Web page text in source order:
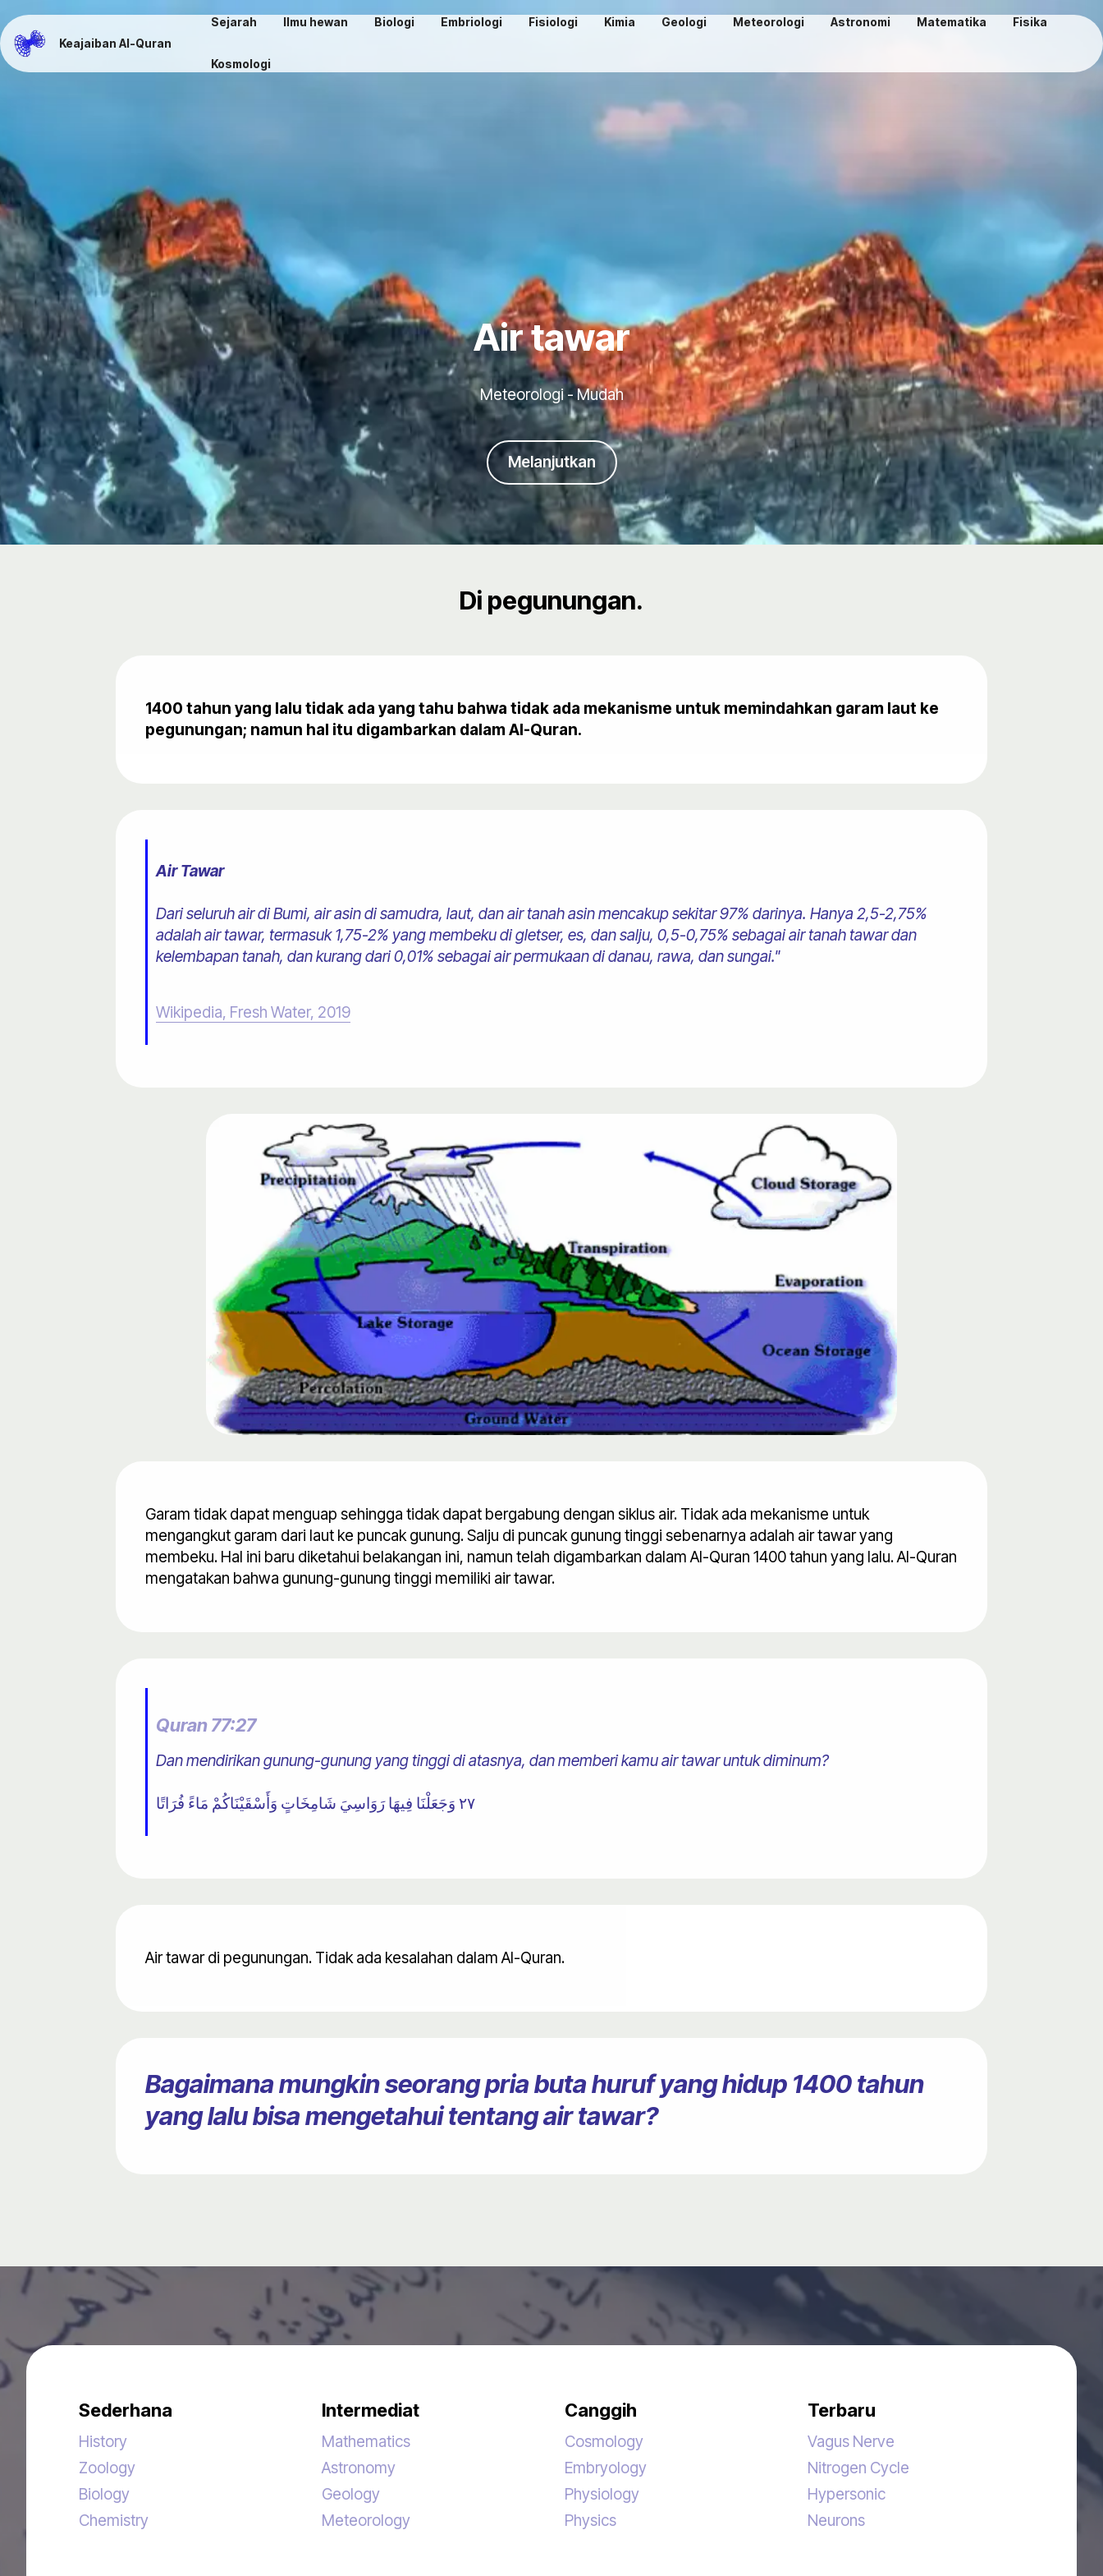
Keajaiban Al-Quran
Sejarah Ilmu hewan Biologi Embriologi Fisiologi Kimia Geologi Meteorologi Astronomi Matematika Fisika
Kosmologi
Air tawar
Meteorologi - Mudah
Melanjutkan
Di pegunungan.
1400 tahun yang lalu tidak ada yang tahu bahwa tidak ada mekanisme untuk memindahkan garam laut ke
pegunungan; namun hal itu digambarkan dalam Al-Quran.
Air Tawar
Dari seluruh air di Bumi, air asin di samudra, laut, dan air tanah asin mencakup sekitar 97% darinya. Hanya 2,5-2,75%
adalah air tawar, termasuk 1,75-2% yang membeku di gletser, es, dan salju, 0,5-0,75% sebagai air tanah tawar dan
kelembapan tanah, dan kurang dari 0,01% sebagai air permukaan di danau, rawa, dan sungai."
Wikipedia, Fresh Water, 2019
Garam tidak dapat menguap sehingga tidak dapat bergabung dengan siklus air. Tidak ada mekanisme untuk
mengangkut garam dari laut ke puncak gunung. Salju di puncak gunung tinggi sebenarnya adalah air tawar yang
membeku. Hal ini baru diketahui belakangan ini, namun telah digambarkan dalam Al-Quran 1400 tahun yang lalu. Al-Quran
mengatakan bahwa gunung-gunung tinggi memiliki air tawar.
Quran 77:27
Dan mendirikan gunung-gunung yang tinggi di atasnya, dan memberi kamu air tawar untuk diminum?
٢٧ وَجَعَلْنَا فِيهَا رَوَاسِيَ شَامِخَاتٍ وَأَسْقَيْنَاكُمْ مَاءً فُرَاتًا
Air tawar di pegunungan. Tidak ada kesalahan dalam Al-Quran.
Bagaimana mungkin seorang pria buta huruf yang hidup 1400 tahun
yang lalu bisa mengetahui tentang air tawar?
Sederhana
History
Zoology
Biology
Chemistry
Intermediat
Mathematics
Astronomy
Geology
Meteorology
Canggih
Cosmology
Embryology
Physiology
Physics
Terbaru
Vagus Nerve
Nitrogen Cycle
Hypersonic
Neurons